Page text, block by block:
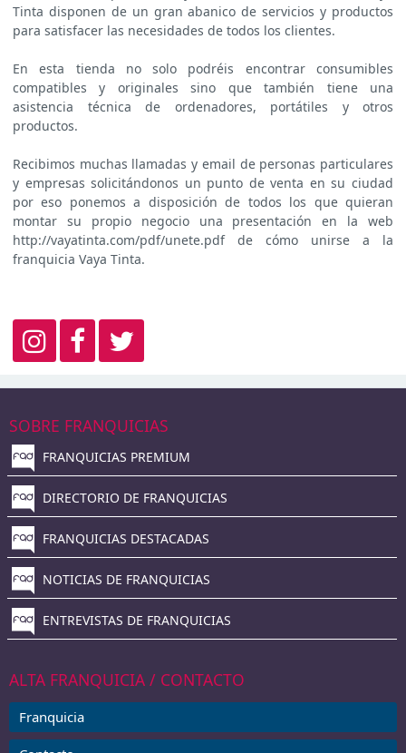
Tinta disponen de un gran abanico de servicios y productos
para satisfacer las necesidades de todos los clientes.
En esta tienda no solo podréis encontrar consumibles
compatibles y originales sino que también tiene una
asistencia técnica de ordenadores, portátiles y otros
productos.
Recibimos muchas llamadas y email de personas particulares
y empresas solicitándonos un punto de venta en su ciudad
por eso ponemos a disposición de todos los que quieran
montar su propio negocio una presentación en la web
http://vayatinta.com/pdf/unete.pdf de cómo unirse a la
franquicia Vaya Tinta.
SOBRE FRANQUICIAS
FRANQUICIAS PREMIUM
DIRECTORIO DE FRANQUICIAS
FRANQUICIAS DESTACADAS
NOTICIAS DE FRANQUICIAS
ENTREVISTAS DE FRANQUICIAS
ALTA FRANQUICIA / CONTACTO